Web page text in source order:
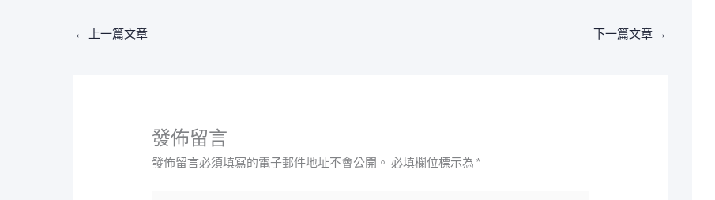
← 上一篇文章 下一篇文章 →
發佈留言
發佈留言必須填寫的電子郵件地址不會公開。 必填欄位標示為*